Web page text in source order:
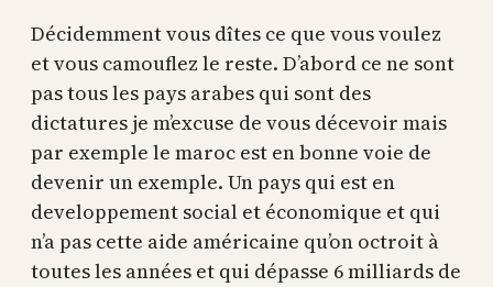
Décidemment vous dîtes ce que vous voulez
et vous camouflez le reste. D’abord ce ne sont
pas tous les pays arabes qui sont des
dictatures je m’excuse de vous décevoir mais
par exemple le maroc est en bonne voie de
devenir un exemple. Un pays qui est en
developpement social et économique et qui
n’a pas cette aide américaine qu’on octroit à
toutes les années et qui dépasse 6 milliards de